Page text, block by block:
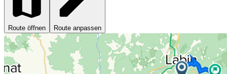
Route öffnen Route anpassen